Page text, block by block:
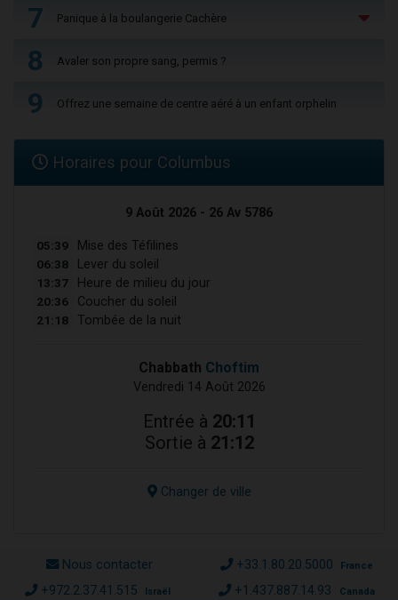
7 Panique à la boulangerie Cachère
8 Avaler son propre sang, permis ?
9 Offrez une semaine de centre aéré à un enfant orphelin
Horaires pour Columbus
9 Août 2026 - 26 Av 5786
05:39 Mise des Téfilines
06:38 Lever du soleil
13:37 Heure de milieu du jour
20:36 Coucher du soleil
21:18 Tombée de la nuit
Chabbath Choftim
Vendredi 14 Août 2026
Entrée à 20:11
Sortie à 21:12
Changer de ville
Nous contacter +33.1.80.20.5000 France
+972.2.37.41.515 Israël +1.437.887.14.93 Canada